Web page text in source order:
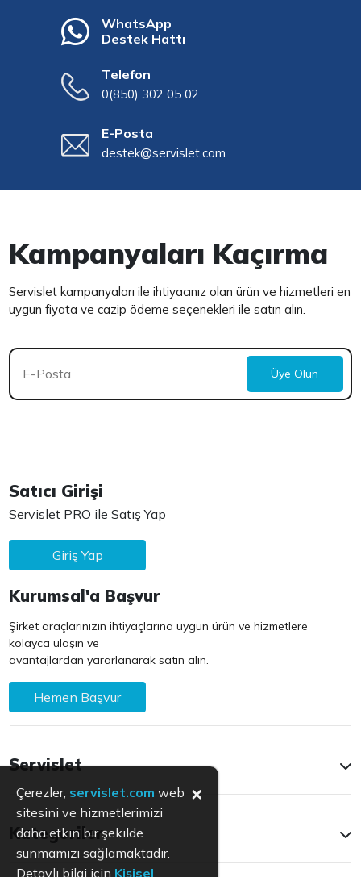
WhatsApp
Destek Hattı
Telefon
0(850) 302 05 02
E-Posta
destek@servislet.com
Kampanyaları Kaçırma
Servislet kampanyaları ile ihtiyacınız olan ürün ve hizmetleri en
uygun fiyata ve cazip ödeme seçenekleri ile satın alın.
Üye Olun
Satıcı Girişi
Servislet PRO ile Satış Yap
Giriş Yap
Kurumsal'a Başvur
Şirket araçlarınızın ihtiyaçlarına uygun ürün ve hizmetlere
kolayca ulaşın ve
avantajlardan yararlanarak satın alın.
Hemen Başvur
Servislet
Kategoriler
Çerezler, servislet.com web
sitesini ve hizmetlerimizi
daha etkin bir şekilde
sunmamızı sağlamaktadır.
Detaylı bilgi için Kişisel
×